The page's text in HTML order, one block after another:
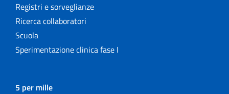
Registri e sorveglianze
Ricerca collaboratori
Scuola
Sperimentazione clinica fase I
5 per mille